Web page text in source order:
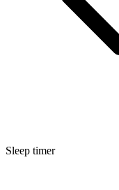
Sleep timer